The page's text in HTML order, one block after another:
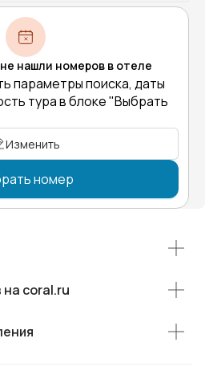
нашли номеров в отеле
параметры поиска, даты
тура в блоке "Выбрать
Изменить
номер
на coral.ru